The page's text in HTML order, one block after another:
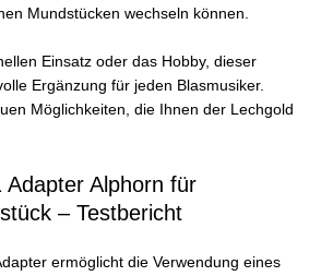
Mundstücken wechseln können.
Einsatz oder das Hobby, dieser
Ergänzung für jeden Blasmusiker.
Möglichkeiten, die Ihnen der Lechgold
Adapter Alphorn für
– Testbericht
ermöglicht die Verwendung eines